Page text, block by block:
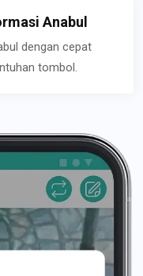
Anabul
dengan cepat
tombol.